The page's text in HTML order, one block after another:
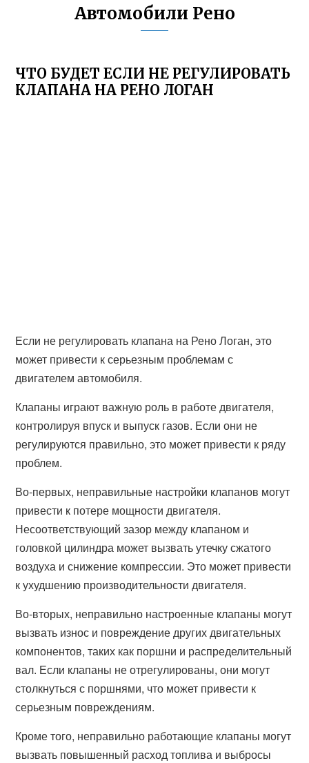
Автомобили Рено
ЧТО БУДЕТ ЕСЛИ НЕ РЕГУЛИРОВАТЬ
КЛАПАНА НА РЕНО ЛОГАН
Если не регулировать клапана на Рено Логан, это
может привести к серьезным проблемам с
двигателем автомобиля.
Клапаны играют важную роль в работе двигателя,
контролируя впуск и выпуск газов. Если они не
регулируются правильно, это может привести к ряду
проблем.
Во-первых, неправильные настройки клапанов могут
привести к потере мощности двигателя.
Несоответствующий зазор между клапаном и
головкой цилиндра может вызвать утечку сжатого
воздуха и снижение компрессии. Это может привести
к ухудшению производительности двигателя.
Во-вторых, неправильно настроенные клапаны могут
вызвать износ и повреждение других двигательных
компонентов, таких как поршни и распределительный
вал. Если клапаны не отрегулированы, они могут
столкнуться с поршнями, что может привести к
серьезным повреждениям.
Кроме того, неправильно работающие клапаны могут
вызвать повышенный расход топлива и выбросы